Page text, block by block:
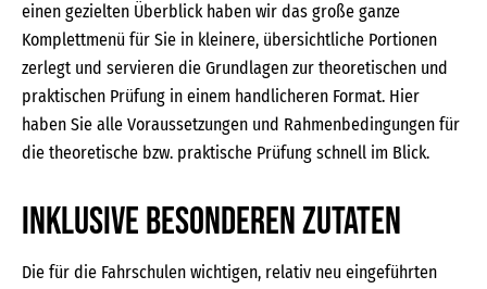
einen gezielten Überblick haben wir das große ganze
Komplettmenü für Sie in kleinere, übersichtliche Portionen
zerlegt und servieren die Grundlagen zur theoretischen und
praktischen Prüfung in einem handlicheren Format. Hier
haben Sie alle Voraussetzungen und Rahmenbedingungen für
die theoretische bzw. praktische Prüfung schnell im Blick.
Inklusive besonderen Zutaten
Die für die Fahrschulen wichtigen, relativ neu eingeführten